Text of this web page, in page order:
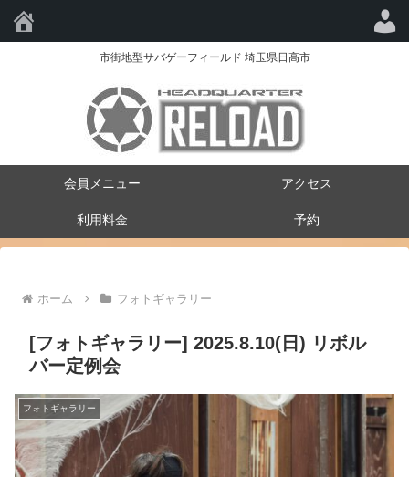
市街地型サバゲーフィールド 埼玉県日高市
会員メニュー アクセス
利用料金 予約
ホーム フォトギャラリー
[フォトギャラリー] 2025.8.10(日) リボル
バー定例会
フォトギャラリー